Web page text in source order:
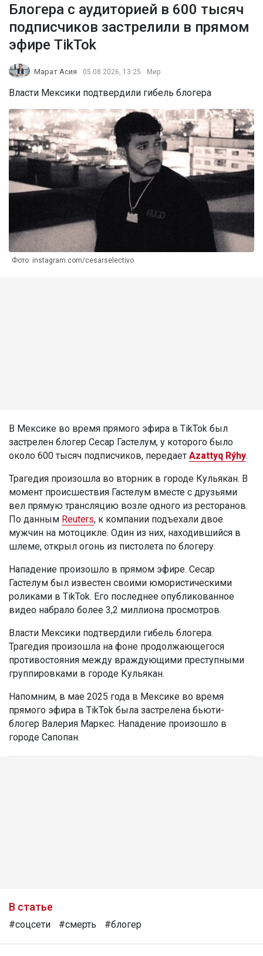
Блогера с аудиторией в 600 тысяч
подписчиков застрелили в прямом
эфире TikTok
Марат Асия 05.08.2026, 13:25 Мир
Власти Мексики подтвердили гибель блогера
Фото: instagram.com/cesarselectivo
В Мексике во время прямого эфира в TikTok был
застрелен блогер Сесар Гастелум, у которого было
около 600 тысяч подписчиков, передает Azattyq Rýhy.
Трагедия произошла во вторник в городе Кульякан. В
момент происшествия Гастелум вместе с друзьями
вел прямую трансляцию возле одного из ресторанов.
По данным Reuters, к компании подъехали двое
мужчин на мотоцикле. Один из них, находившийся в
шлеме, открыл огонь из пистолета по блогеру.
Нападение произошло в прямом эфире. Сесар
Гастелум был известен своими юмористическими
роликами в TikTok. Его последнее опубликованное
видео набрало более 3,2 миллиона просмотров.
Власти Мексики подтвердили гибель блогера.
Трагедия произошла на фоне продолжающегося
противостояния между враждующими преступными
группировками в городе Кульякан.
Напомним, в мае 2025 года в Мексике во время
прямого эфира в TikTok была застрелена бьюти-
блогер Валерия Маркес. Нападение произошло в
городе Сапопан.
В статье
#соцсети #смерть #блогер